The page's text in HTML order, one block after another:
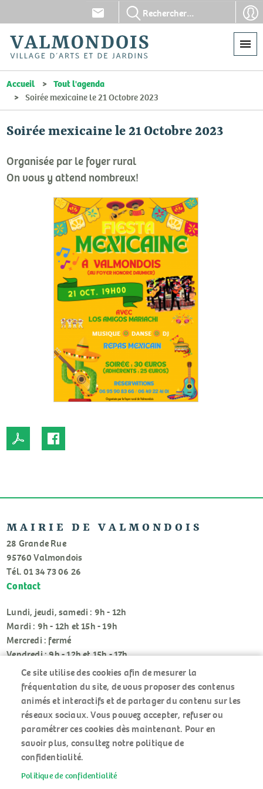
Aller
au
contenu
principal
En-
tête
-
Communication
En-
tête
-
Accueil Tout l'agenda
Soirée mexicaine le 21 Octobre 2023
Soirée mexicaine le 21 Octobre 2023
Organisée par le foyer rural
On vous y attend nombreux!
MAIRIE DE VALMONDOIS
28 Grande Rue
95760 Valmondois
Tél. 01 34 73 06 26
Contact
Lundi, jeudi, samedi : 9h - 12h
Mardi : 9h - 12h et 15h - 19h
Mercredi : fermé
Vendredi : 9h - 12h et 15h - 17h
RÉSEAUX
SOCIAUX
MENU
ACCUEIL
Ce site utilise des cookies afin de mesurer la
fréquentation du site, de vous proposer des contenus
animés et interactifs et de partager du contenu sur les
réseaux sociaux. Vous pouvez accepter, refuser ou
paramétrer ces cookies dès maintenant. Pour en
savoir plus, consultez notre politique de
confidentialité.
Politique de confidentialité